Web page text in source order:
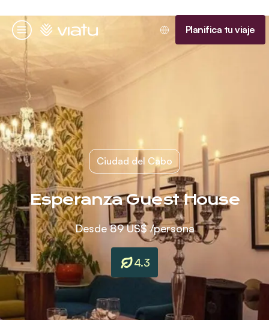
Menú
Página de inicio Planifica tu viaje
Ciudad del Cabo
Esperanza Guest House
Desde89 US$/persona
4.3